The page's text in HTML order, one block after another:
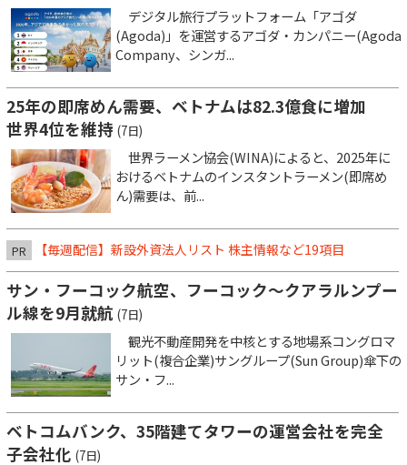
デジタル旅行プラットフォーム「アゴダ
(Agoda)」を運営するアゴダ・カンパニー(Agoda
Company、シンガ...
25年の即席めん需要、ベトナムは82.3億食に増加
世界4位を維持 (7日)
世界ラーメン協会(WINA)によると、2025年に
おけるベトナムのインスタントラーメン(即席め
ん)需要は、前...
PR 【毎週配信】新設外資法人リスト 株主情報など19項目
サン・フーコック航空、フーコック～クアラルンプー
ル線を9月就航 (7日)
観光不動産開発を中核とする地場系コングロマ
リット(複合企業)サングループ(Sun Group)傘下の
サン・フ...
ベトコムバンク、35階建てタワーの運営会社を完全
子会社化 (7日)